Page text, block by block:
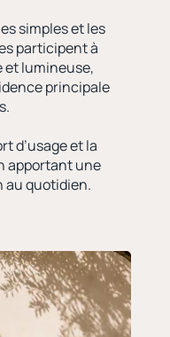
simples et les
participent à
et lumineuse,
principale
d’usage et la
apportant une
au quotidien.